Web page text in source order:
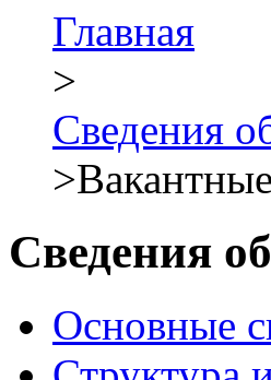
Главная
>
Сведения
>
Сведения
Основные